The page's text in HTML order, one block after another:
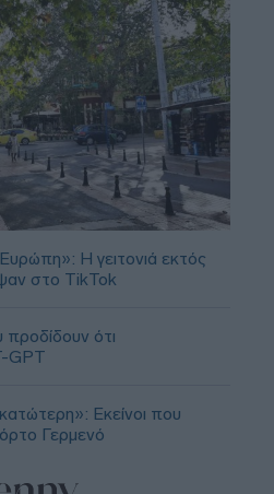
H γειτονιά εκτός
στο TikTok
ότι
GPT
Εκείνοι που
Γερμενό